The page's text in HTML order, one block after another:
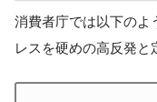
消費者庁では以下のよ
レスを硬めの高反発と